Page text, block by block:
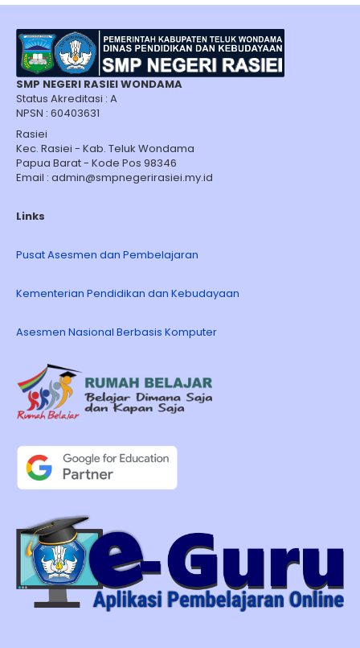
SMP NEGERI RASIEI WONDAMA
Status Akreditasi : A
NPSN : 60403631
Rasiei
Kec. Rasiei - Kab. Teluk Wondama
Papua Barat - Kode Pos 98346
Email : admin@smpnegerirasiei.my.id
Links
Pusat Asesmen dan Pembelajaran
Kementerian Pendidikan dan Kebudayaan
Asesmen Nasional Berbasis Komputer